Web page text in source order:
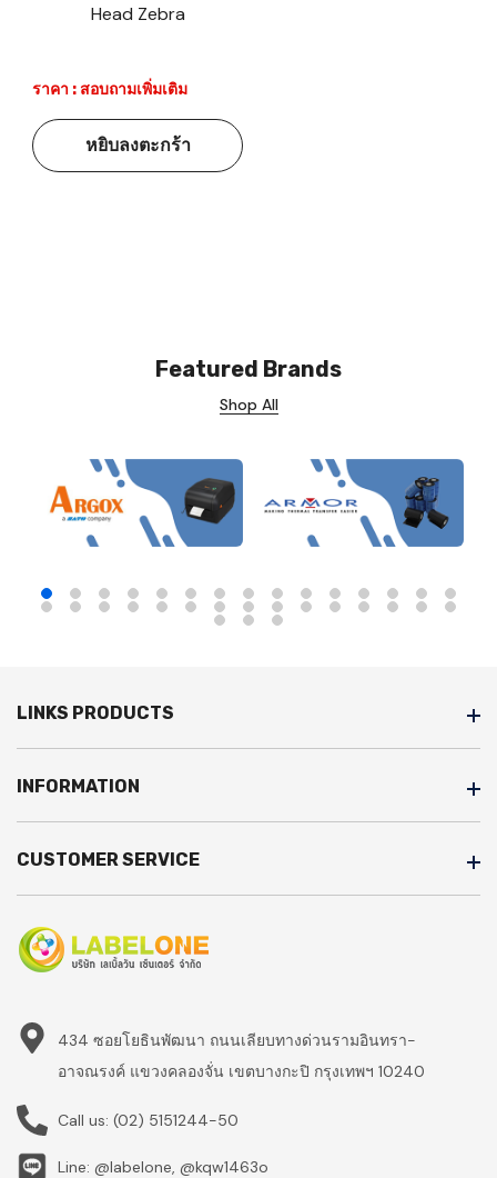
Head Zebra
ราคา : สอบถามเพิ่มเติม
หยิบลงตะกร้า
Featured Brands
Shop All
LINKS PRODUCTS
INFORMATION
CUSTOMER SERVICE
434 ซอยโยธินพัฒนา ถนนเลียบทางด่วนรามอินทรา-
อาจณรงค์ แขวงคลองจั่น เขตบางกะปิ กรุงเทพฯ 10240
Call us: (02) 5151244-50
Line: @labelone, @kqw1463o